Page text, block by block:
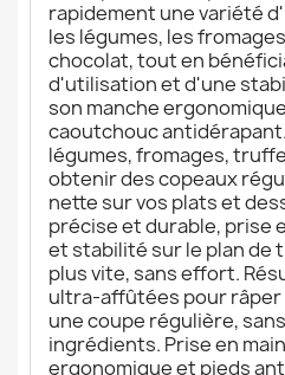
rapidement une variété
les légumes, les
chocolat, tout en
d'utilisation et d'une
son manche
caoutchouc
légumes, fromages,
obtenir des copeaux
nette sur vos plats et
précise et durable, prise
et stabilité sur le plan de
plus vite, sans effort.
ultra-affûtées pour
une coupe régulière,
ingrédients. Prise en
ergonomique et pieds